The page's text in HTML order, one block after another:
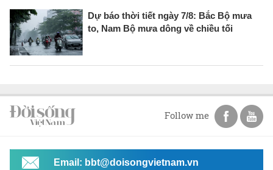
Dự báo thời tiết ngày 7/8: Bắc Bộ mưa
to, Nam Bộ mưa dông về chiều tối
Follow me
Email: bbt@doisongvietnam.vn